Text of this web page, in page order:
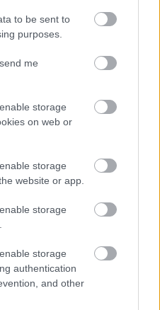
to be sent to
purposes.
me
storage
on web or
storage
website or app.
storage
storage
authentication
and other
ZSÁMBÉKI NYÁRI
forduljon a blog szerkesztőjéhez.
az adatvédelmi tájékoztatóban